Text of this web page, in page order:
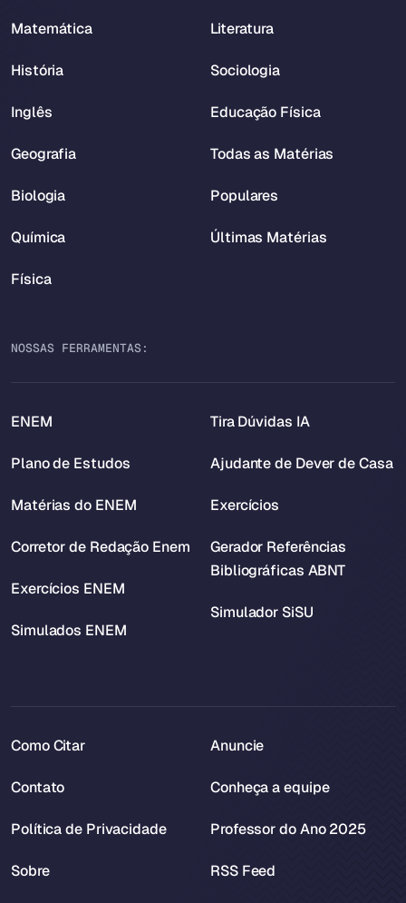
Matemática
História
Inglês
Geografia
Biologia
Química
Física
Literatura
Sociologia
Educação Física
Todas as Matérias
Populares
Últimas Matérias
NOSSAS FERRAMENTAS:
ENEM
Plano de Estudos
Matérias do ENEM
Corretor de Redação Enem
Exercícios ENEM
Simulados ENEM
Tira Dúvidas IA
Ajudante de Dever de Casa
Exercícios
Gerador Referências
Bibliográficas ABNT
Simulador SiSU
Como Citar
Contato
Política de Privacidade
Sobre
Anuncie
Conheça a equipe
Professor do Ano 2025
RSS Feed